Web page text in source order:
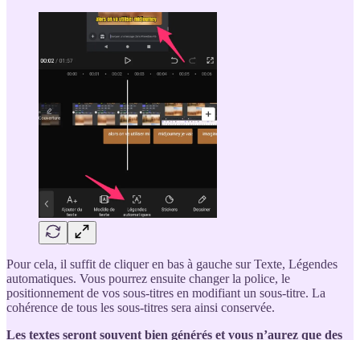
Pour cela, il suffit de cliquer en bas à gauche sur Texte, Légendes
automatiques. Vous pourrez ensuite changer la police, le
positionnement de vos sous-titres en modifiant un sous-titre. La
cohérence de tous les sous-titres sera ainsi conservée.
Les textes seront souvent bien générés et vous n’aurez que des